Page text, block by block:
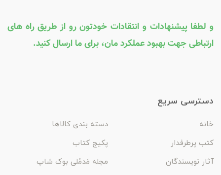
و لطفا پیشنهادات و انتقادات خودتون رو از طریق راه های
ارتباطی جهت بهبود عملکرد مان، برای ما ارسال کنید.
دسترسی سریع
خانه
دسته بندی کالاها
کتب پرطرفدار
پکیج کتاب
آثار نویسندگان
مجله مَدمُلی بوک شاپ